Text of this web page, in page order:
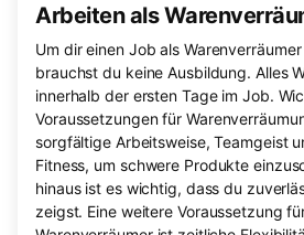
Arbeiten als
Um dir einen Job als
brauchst du keine Ausbildung. Alles
innerhalb der ersten Tage im Job.
Voraussetzungen für
sorgfältige Arbeitsweise, Teamgeist
Fitness, um schwere Produkte
hinaus ist es wichtig, dass du
zeigst. Eine weitere Voraussetzung